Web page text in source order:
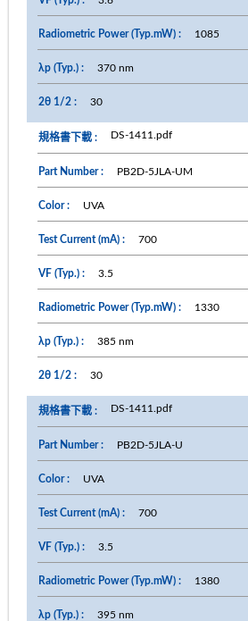
1085
370 nm
30
DS-1411.pdf
PB2D-5JLA-UM
UVA
700
3.5
1330
385 nm
30
DS-1411.pdf
PB2D-5JLA-U
UVA
700
3.5
1380
395 nm